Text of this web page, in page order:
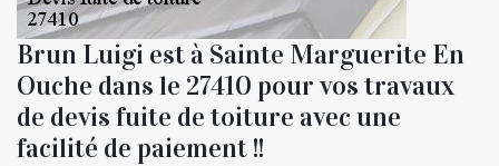
Brun Luigi est à Sainte Marguerite En
Ouche dans le 27410 pour vos travaux
de devis fuite de toiture avec une
facilité de paiement !!